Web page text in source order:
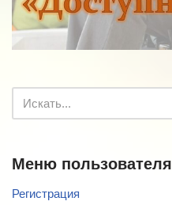
Меню пользователя
Регистрация